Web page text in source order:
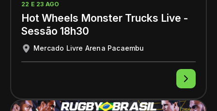
22 E 23 AGO
Hot Wheels Monster Trucks Live -
Sessão 18h30
Mercado Livre Arena Pacaembu